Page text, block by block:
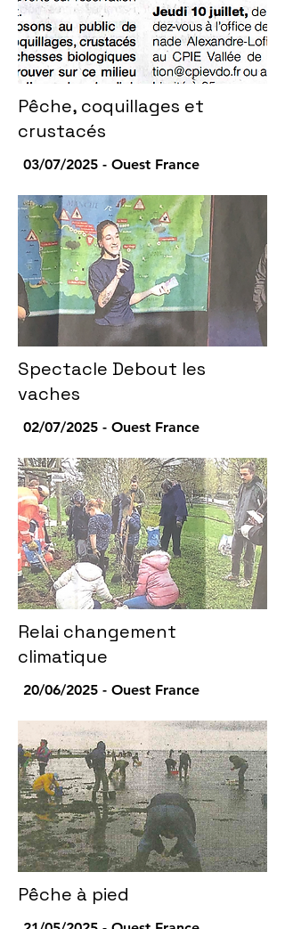
Pêche, coquillages et
crustacés
03/07/2025 - Ouest France
Spectacle Debout les
vaches
02/07/2025 - Ouest France
Relai changement
climatique
20/06/2025 - Ouest France
Pêche à pied